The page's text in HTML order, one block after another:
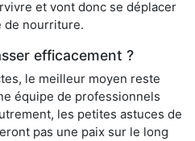
et vont donc se déplacer
de nourriture.
efficacement ?
le meilleur moyen reste
équipe de professionnels
les petites astuces de
pas une paix sur le long